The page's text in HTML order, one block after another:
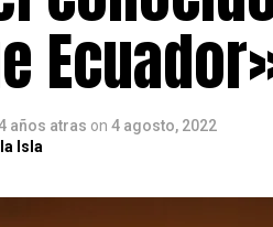
años atras on 4 agosto, 2022
Isla